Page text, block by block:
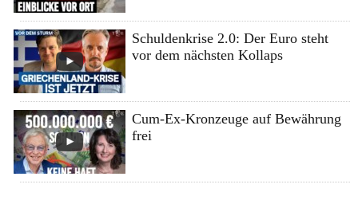
Schuldenkrise 2.0: Der Euro steht
vor dem nächsten Kollaps
Cum-Ex-Kronzeuge auf Bewährung
frei